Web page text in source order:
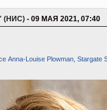
(НИС) - 09 МАЯ 2021, 07:40
Anna-Louise Plowman, Stargate